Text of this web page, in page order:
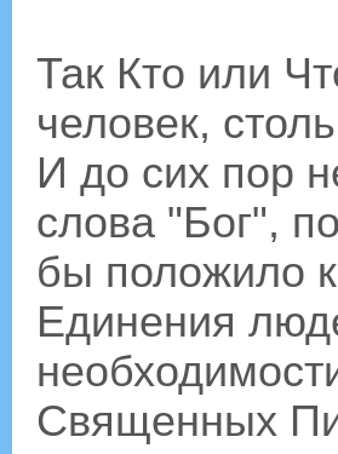
Так Кто или
человек,
И до сих пор
слова "Бог",
бы положило
Единения
Священных